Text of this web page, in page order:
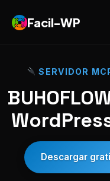
Facil-WP
SERVIDOR
Descargar